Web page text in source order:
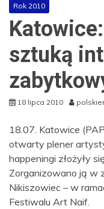
Rok 2010
sztuką
18 lipca 2010
18.07. Katowice
otwarty plener
happeningi złożyły
Zorganizowano ją w
Nikiszowiec – w
Festiwalu Art Naif.